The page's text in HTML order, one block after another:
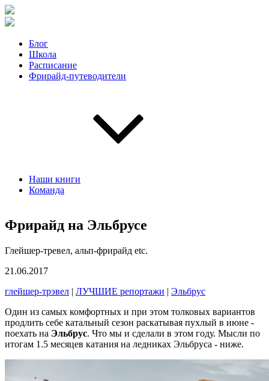
Блог
Школа
Расписание
Фрирайд-путеводители
Наши книги
Команда
Фрирайд на Эльбрусе
Глейшер-тревел, альп-фрирайд etс.
21.06.2017
глейшер-трэвел | ЛУЧШИЕ репортажи | Эльбрус
Один из самых комфортных и при этом толковых вариантов
продлить себе катальный сезон раскатывая пухлый в июне -
поехать на Эльбрус. Что мы и сделали в этом году. Мысли по
итогам 1.5 месяцев катания на ледниках Эльбруса - ниже.